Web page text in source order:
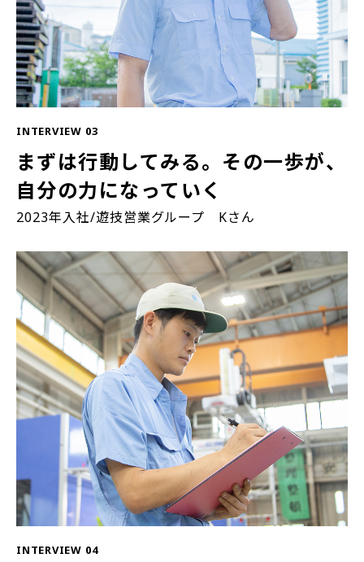
INTERVIEW 03
まずは行動してみる。その一歩が、
自分の力になっていく
2023年入社/遊技営業グループ Kさん
INTERVIEW 04